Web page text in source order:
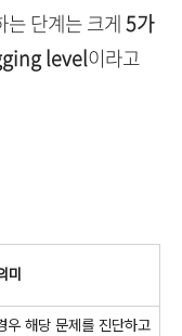
는 단계는 크게5가
level이라고
미
우 해당 문제를 진단하고